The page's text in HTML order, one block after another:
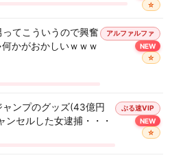
☆
ってこういうので興奮
かがおかしいｗｗｗ
アルファルファ
NEW
☆
ャンプのグッズ(43億円
ンセルした女逮捕・・・
ぶる速VIP
NEW
☆